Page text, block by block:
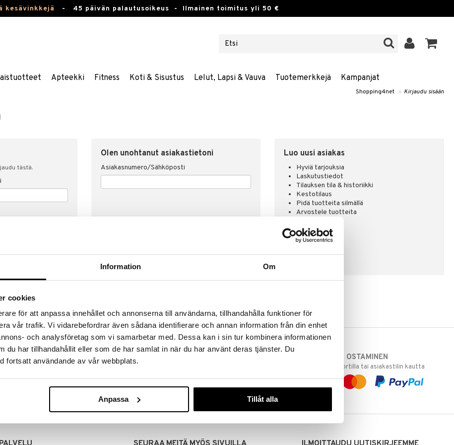
Information Om
cookies
för att anpassa innehållet och annonserna till användarna, tillhandahålla funktioner för
vår trafik. Vi vidarebefordrar även sådana identifierare och annan information från din enhet
och analysföretag som vi samarbetar med. Dessa kan i sin tur kombinera informationen
du har tillhandahållit eller som de har samlat in när du har använt deras tjänster. Du
fortsatt användande av vår webbplats.
Anpassa Tillåt alla
kesävinkkejä - 45 päivän palautusoikeus - Ilmainen toimitus yli 50 €
Apteekki Fitness Koti & Sisustus Lelut, Lapsi & Vauva Tuotemerkkejä Kampanjat
Shopping4net » Kirjaudu sisään
tästä.
Olen unohtanut asiakastietoni
Asiakasnumero/Sähköposti
Luo uusi asiakas
Hyviä tarjouksia
Laskutustiedot
Tilauksen tila & historiikki
Kestotilaus
Pidä tuotteita silmällä
Arvostele tuotteita
EDULLISET HINNAT
Voit olla varma, että teet löytöjä sivuillamme.
TURVALLINEN OSTAMINEN
laskulla, pankkikortilla tai asiakastilin kautta